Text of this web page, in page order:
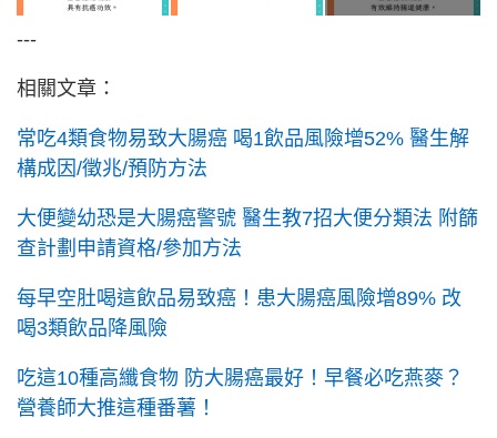
---
相關文章：
常吃4類食物易致大腸癌 喝1飲品風險增52% 醫生解
構成因/徵兆/預防方法
大便變幼恐是大腸癌警號 醫生教7招大便分類法 附篩
查計劃申請資格/參加方法
每早空肚喝這飲品易致癌！患大腸癌風險增89% 改
喝3類飲品降風險
吃這10種高纖食物 防大腸癌最好！早餐必吃燕麥？
營養師大推這種番薯！